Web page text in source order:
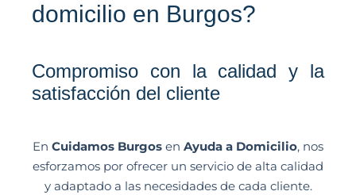
domicilio en Burgos?
Compromiso con la calidad y la
satisfacción del cliente
En Cuidamos Burgos en Ayuda a Domicilio, nos
esforzamos por ofrecer un servicio de alta calidad
y adaptado a las necesidades de cada cliente.